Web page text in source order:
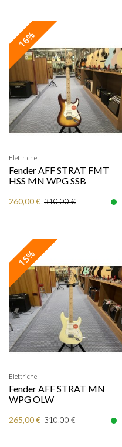
16%
Elettriche
Fender AFF STRAT FMT
HSS MN WPG SSB
260,00 € 310,00 €
15%
Elettriche
Fender AFF STRAT MN
WPG OLW
265,00 € 310,00 €